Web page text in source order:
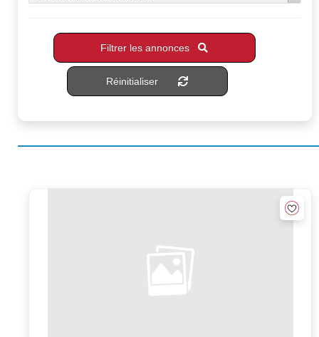
Filtrer les annonces
Réinitialiser